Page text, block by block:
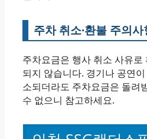
주차 취소·환불 주의사
주차요금은 행사 취소 사유로
되지 않습니다. 경기나 공연이
소되더라도 주차요금은 돌려
수 없으니 참고하세요.